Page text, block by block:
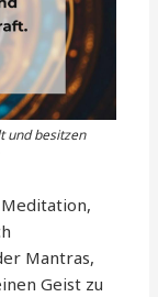
und besitzen
Mantras,
Geist zu